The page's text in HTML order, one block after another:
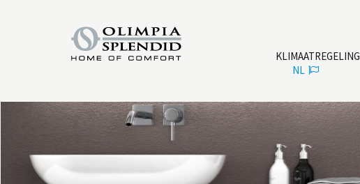
KLIMAATREGELING
NL